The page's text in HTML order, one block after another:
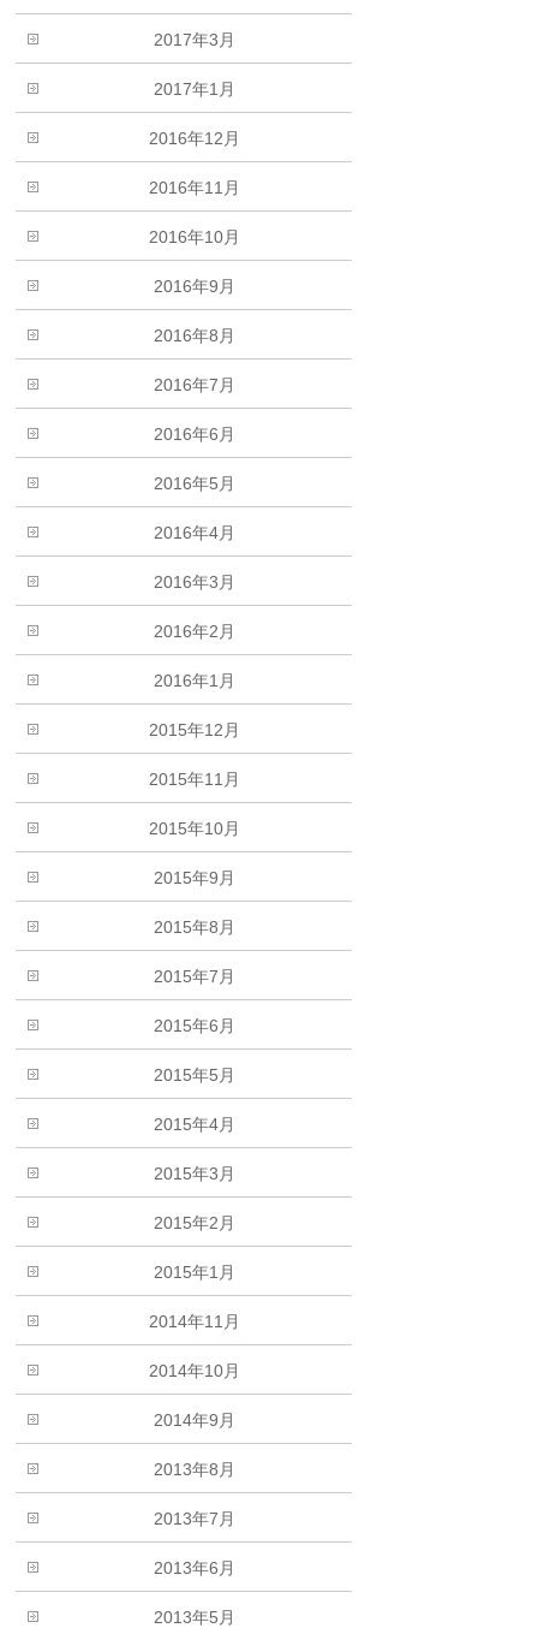
2017年3月
2017年1月
2016年12月
2016年11月
2016年10月
2016年9月
2016年8月
2016年7月
2016年6月
2016年5月
2016年4月
2016年3月
2016年2月
2016年1月
2015年12月
2015年11月
2015年10月
2015年9月
2015年8月
2015年7月
2015年6月
2015年5月
2015年4月
2015年3月
2015年2月
2015年1月
2014年11月
2014年10月
2014年9月
2013年8月
2013年7月
2013年6月
2013年5月